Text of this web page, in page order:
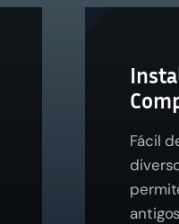
Fácil